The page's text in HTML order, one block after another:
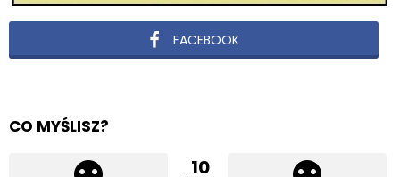
FACEBOOK
CO MYŚLISZ?
10